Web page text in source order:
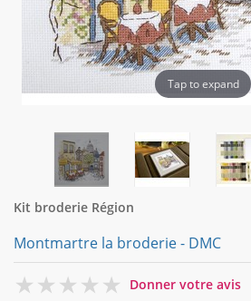
Tap to expand
Kit broderie Région
Montmartre la broderie - DMC
0
Donner votre avis